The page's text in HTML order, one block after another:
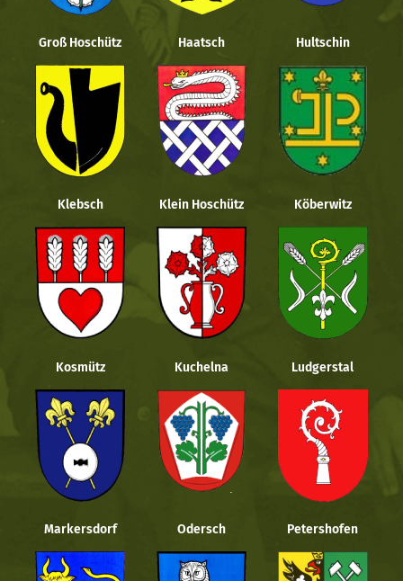
Groß Hoschütz Haatsch Hultschin
Klebsch Klein Hoschütz Köberwitz
Kosmütz Kuchelna Ludgerstal
Markersdorf Odersch Petershofen